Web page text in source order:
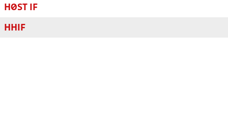
HØST IF
HHIF